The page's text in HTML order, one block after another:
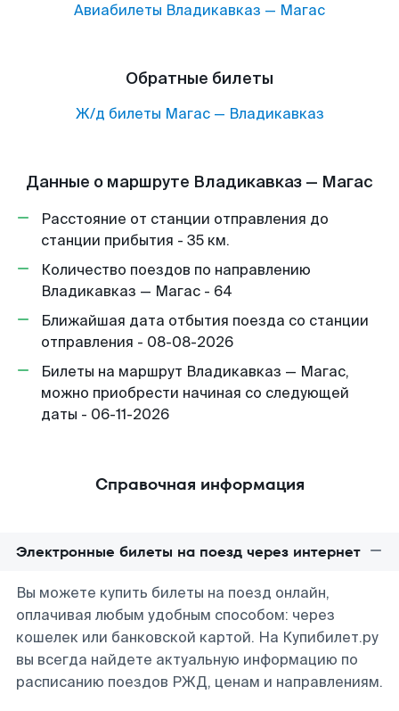
Авиабилеты Владикавказ — Магас
Обратные билеты
Ж/д билеты Магас— Владикавказ
Данные о маршруте Владикавказ — Магас
Расстояние от станции отправления до
станции прибытия - 35 км.
Количество поездов по направлению
Владикавказ — Магас - 64
Ближайшая дата отбытия поезда со станции
отправления - 08-08-2026
Билеты на маршрут Владикавказ — Магас,
можно приобрести начиная со следующей
даты - 06-11-2026
Справочная информация
Электронные билеты на поезд через интернет
Вы можете купить билеты на поезд онлайн,
оплачивая любым удобным способом: через
кошелек или банковской картой. На Купибилет.ру
вы всегда найдете актуальную информацию по
расписанию поездов РЖД, ценам и направлениям.